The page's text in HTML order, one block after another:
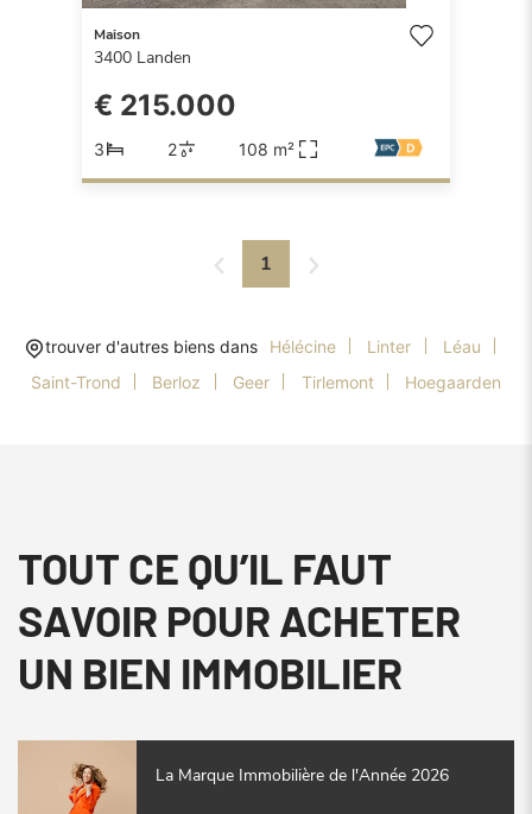
Maison
3400 Landen
€ 215.000
3 2 108 m²
1
trouver d'autres biens dans Hélécine Linter
Léau
Saint-Trond
Berloz Geer Tirlemont Hoegaarden
TOUT CE QU’IL FAUT
SAVOIR POUR ACHETER
UN BIEN IMMOBILIER
La Marque Immobilière de l'Année 2026